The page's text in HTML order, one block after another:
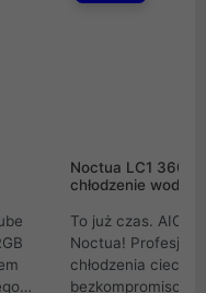
Noctua LC1
chłodzenie wodne
To już czas. AIO
Noctua!
chłodzenia cieczą